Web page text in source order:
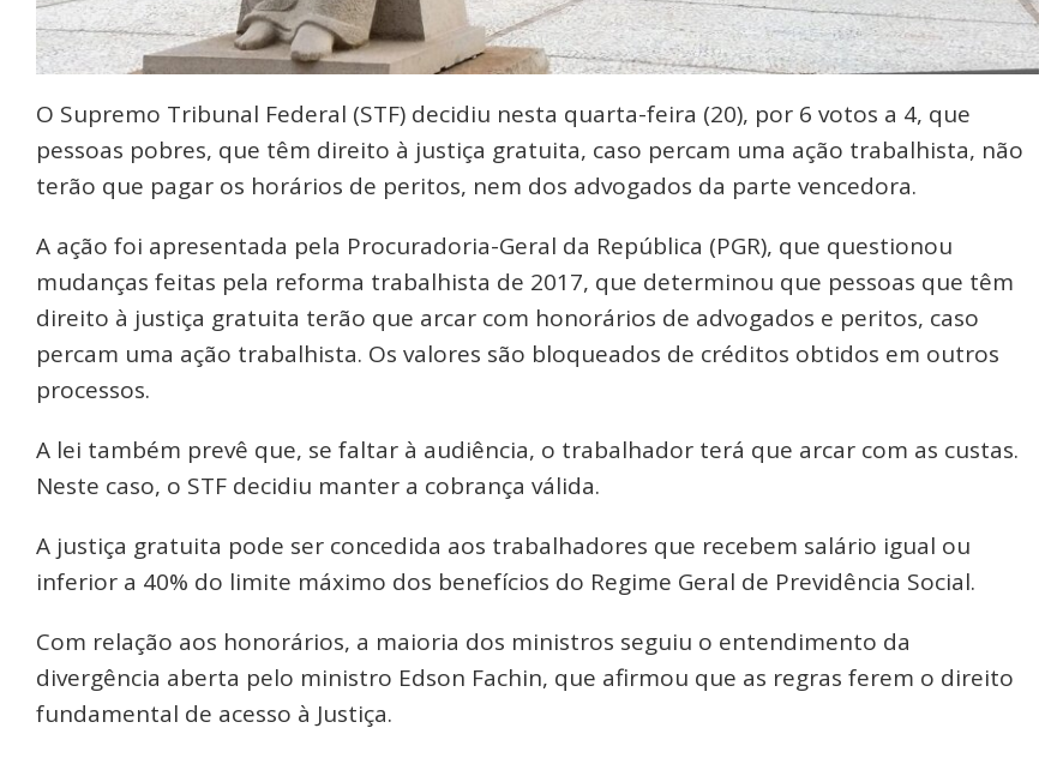
O Supremo Tribunal Federal (STF) decidiu nesta quarta-feira (20), por 6 votos a 4, que
pessoas pobres, que têm direito à justiça gratuita, caso percam uma ação trabalhista, não
terão que pagar os horários de peritos, nem dos advogados da parte vencedora.
A ação foi apresentada pela Procuradoria-Geral da República (PGR), que questionou
mudanças feitas pela reforma trabalhista de 2017, que determinou que pessoas que têm
direito à justiça gratuita terão que arcar com honorários de advogados e peritos, caso
percam uma ação trabalhista. Os valores são bloqueados de créditos obtidos em outros
processos.
A lei também prevê que, se faltar à audiência, o trabalhador terá que arcar com as custas.
Neste caso, o STF decidiu manter a cobrança válida.
A justiça gratuita pode ser concedida aos trabalhadores que recebem salário igual ou
inferior a 40% do limite máximo dos benefícios do Regime Geral de Previdência Social.
Com relação aos honorários, a maioria dos ministros seguiu o entendimento da
divergência aberta pelo ministro Edson Fachin, que afirmou que as regras ferem o direito
fundamental de acesso à Justiça.